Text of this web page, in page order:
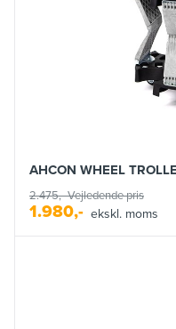
AHCON WHEEL
2.475,-Vejledende pris
1.980,- ekskl. moms